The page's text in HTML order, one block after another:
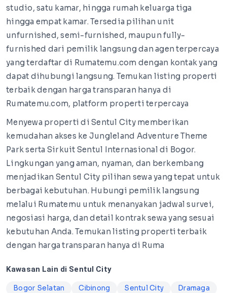
studio, satu kamar, hingga rumah keluarga tiga
hingga empat kamar. Tersedia pilihan unit
unfurnished, semi-furnished, maupun fully-
furnished dari pemilik langsung dan agen terpercaya
yang terdaftar di Rumatemu.com dengan kontak yang
dapat dihubungi langsung. Temukan listing properti
terbaik dengan harga transparan hanya di
Rumatemu.com, platform properti terpercaya
Menyewa properti di Sentul City memberikan
kemudahan akses ke Jungleland Adventure Theme
Park serta Sirkuit Sentul Internasional di Bogor.
Lingkungan yang aman, nyaman, dan berkembang
menjadikan Sentul City pilihan sewa yang tepat untuk
berbagai kebutuhan. Hubungi pemilik langsung
melalui Rumatemu untuk menanyakan jadwal survei,
negosiasi harga, dan detail kontrak sewa yang sesuai
kebutuhan Anda. Temukan listing properti terbaik
dengan harga transparan hanya di Ruma
Kawasan Lain di Sentul City
Bogor Selatan Cibinong Sentul City
Dramaga